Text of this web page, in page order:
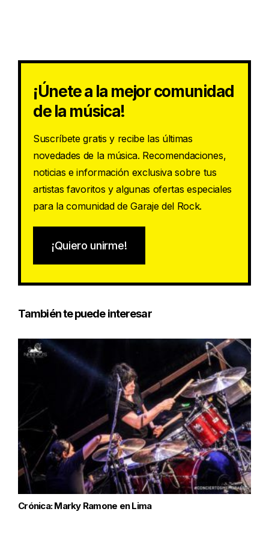
¡Únete a la mejor comunidad
de la música!
Suscríbete gratis y recibe las últimas
novedades de la música. Recomendaciones,
noticias e información exclusiva sobre tus
artistas favoritos y algunas ofertas especiales
para la comunidad de Garaje del Rock.
¡Quiero unirme!
También te puede interesar
Crónica: Marky Ramone en Lima